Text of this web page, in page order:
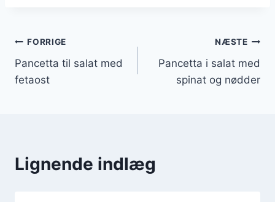
Indlægsnavigation
FORRIGE
Pancetta til salat med
fetaost
NÆSTE
Pancetta i salat med
spinat og nødder
Lignende indlæg